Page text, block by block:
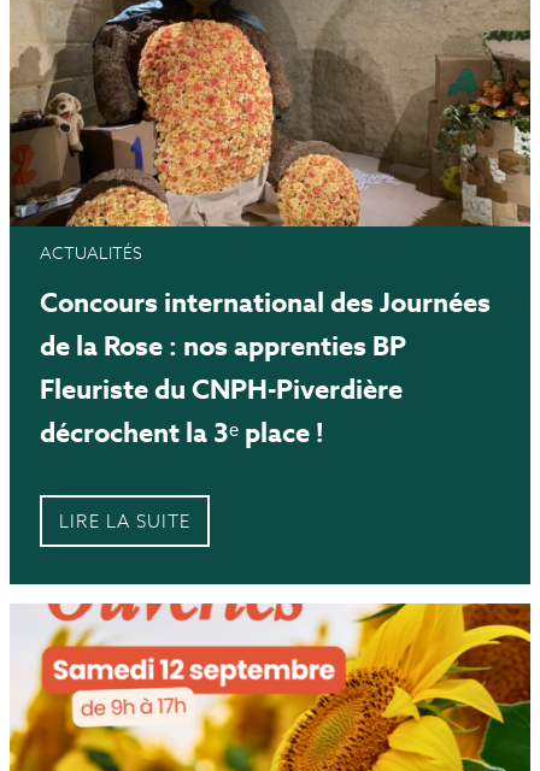
ACTUALITÉS
Concours international des Journées
de la Rose : nos apprenties BP
Fleuriste du CNPH-Piverdière
décrochent la 3ᵉ place !
LIRE LA SUITE